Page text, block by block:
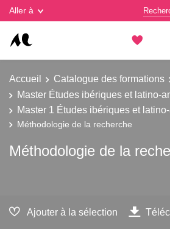
Aller à
Accueil Catalogue des formations
Master Études ibériques et latino-
Master 1 Études ibériques et
Méthodologie de la recherche
Méthodologie de la
Ajouter à la sélection
Gestion des cookies